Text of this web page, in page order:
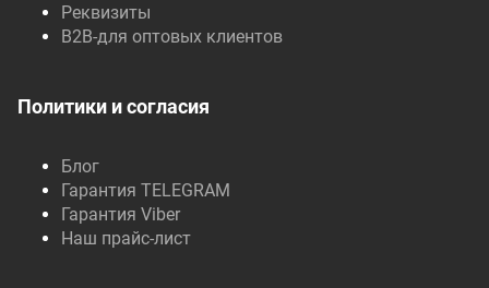
Реквизиты
B2B-для оптовых клиентов
Политики и согласия
Блог
Гарантия TELEGRAM
Гарантия Viber
Наш прайс-лист